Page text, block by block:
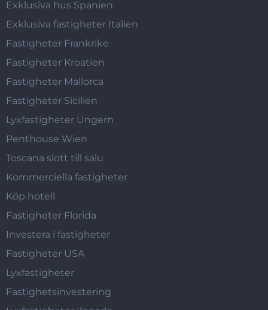
Exklusiva hus Spanien
Exklusiva fastigheter Italien
Fastigheter Frankrike
Fastigheter Kroatien
Fastigheter Mallorca
Fastigheter Sicilien
Lyxfastigheter Ungern
Penthouse Wien
Toscana slott till salu
Kommerciella fastigheter
Köp hotell
Fastigheter Florida
Investera i fastigheter
Fastigheter USA
Lyxfastigheter
Fastighetsinvestering